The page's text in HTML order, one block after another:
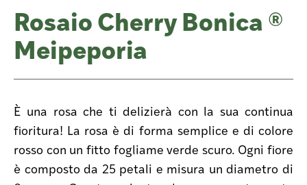
Rosaio Cherry Bonica ®
Meipeporia
È una rosa che ti delizierà con la sua continua
fioritura! La rosa è di forma semplice e di colore
rosso con un fitto fogliame verde scuro. Ogni fiore
è composto da 25 petali e misura un diametro di